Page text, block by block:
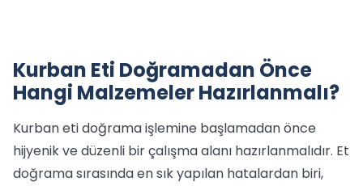
Kurban Eti Doğramadan Önce
Hangi Malzemeler Hazırlanmalı?
Kurban eti doğrama işlemine başlamadan önce
hijyenik ve düzenli bir çalışma alanı hazırlanmalıdır. Et
doğrama sırasında en sık yapılan hatalardan biri,